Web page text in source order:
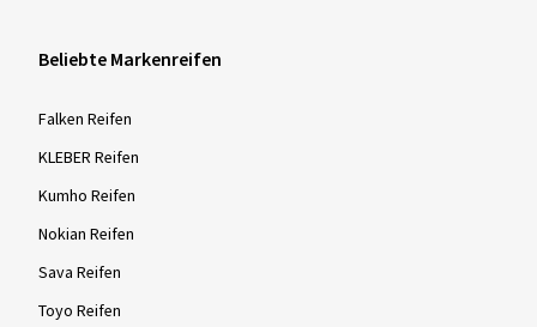
Beliebte Markenreifen
Falken Reifen
KLEBER Reifen
Kumho Reifen
Nokian Reifen
Sava Reifen
Toyo Reifen